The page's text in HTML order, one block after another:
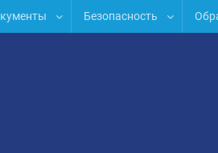
Безопасность